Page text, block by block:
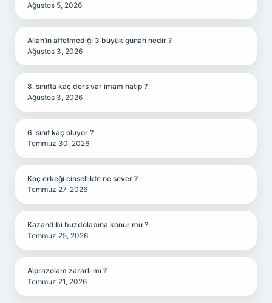
Ağustos 5, 2026
Allah’ın affetmediği 3 büyük günah nedir ?
Ağustos 3, 2026
8. sınıfta kaç ders var imam hatip ?
Ağustos 3, 2026
6. sınıf kaç oluyor ?
Temmuz 30, 2026
Koç erkeği cinsellikte ne sever ?
Temmuz 27, 2026
Kazandibi buzdolabına konur mu ?
Temmuz 25, 2026
Alprazolam zararlı mı ?
Temmuz 21, 2026